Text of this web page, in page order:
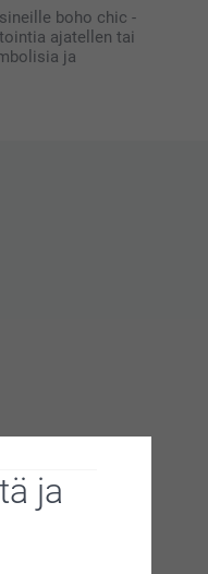
ja
boho chic -
ajatellen tai
ja